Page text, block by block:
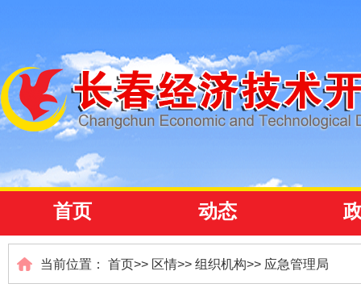
首页 动态
当前位置： 首页>> 区情>> 组织机构>> 应急管理局